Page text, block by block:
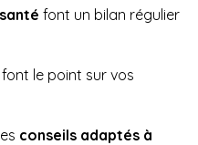
font un bilan régulier
le point sur vos
conseils adaptés à